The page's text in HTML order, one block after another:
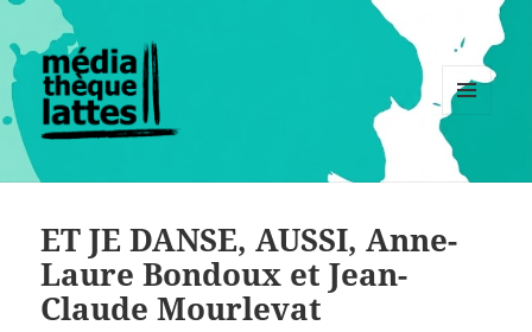
MENU
WIDGETS
ET JE DANSE, AUSSI, Anne-
Laure Bondoux et Jean-
Claude Mourlevat